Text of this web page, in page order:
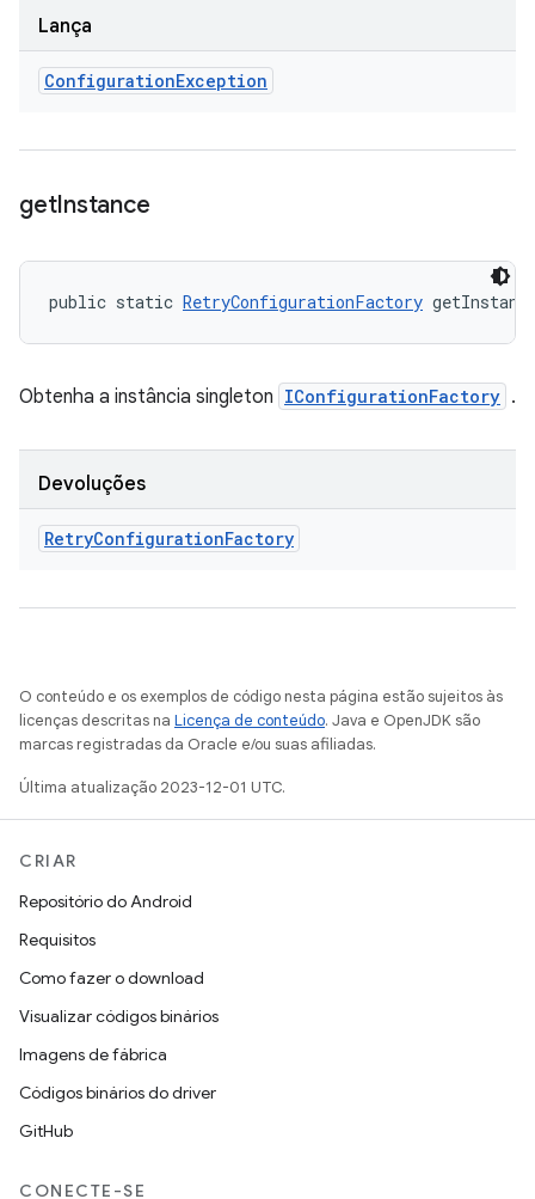
Lança
ConfigurationException
getInstance
public static RetryConfigurationFactory
Obtenha a instância singleton IConfigurationFactory .
Devoluções
RetryConfigurationFactory
O conteúdo e os exemplos de código nesta página estão sujeitos às
licenças descritas na Licença de conteúdo. Java e OpenJDK são
marcas registradas da Oracle e/ou suas afiliadas.
Última atualização 2023-12-01 UTC.
CRIAR
Repositório do Android
Requisitos
Como fazer o download
Visualizar códigos binários
Imagens de fábrica
Códigos binários do driver
GitHub
CONECTE-SE